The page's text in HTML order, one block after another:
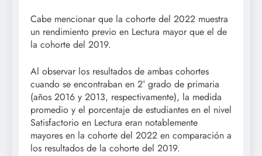
Cabe mencionar que la cohorte del 2022 muestra
un rendimiento previo en Lectura mayor que el de
la cohorte del 2019.
Al observar los resultados de ambas cohortes
cuando se encontraban en 2° grado de primaria
(años 2016 y 2013, respectivamente), la medida
promedio y el porcentaje de estudiantes en el nivel
Satisfactorio en Lectura eran notablemente
mayores en la cohorte del 2022 en comparación a
los resultados de la cohorte del 2019.